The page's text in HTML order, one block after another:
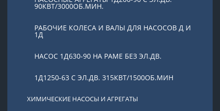
90КВТ/3000ОБ.МИН.
РАБОЧИЕ КОЛЕСА И ВАЛЫ ДЛЯ НАСОСОВ Д И
1Д
НАСОС 1Д630-90 НА РАМЕ БЕЗ ЭЛ.ДВ.
1Д1250-63 С ЭЛ.ДВ. 315КВТ/1500ОБ.МИН
ХИМИЧЕСКИЕ НАСОСЫ И АГРЕГАТЫ